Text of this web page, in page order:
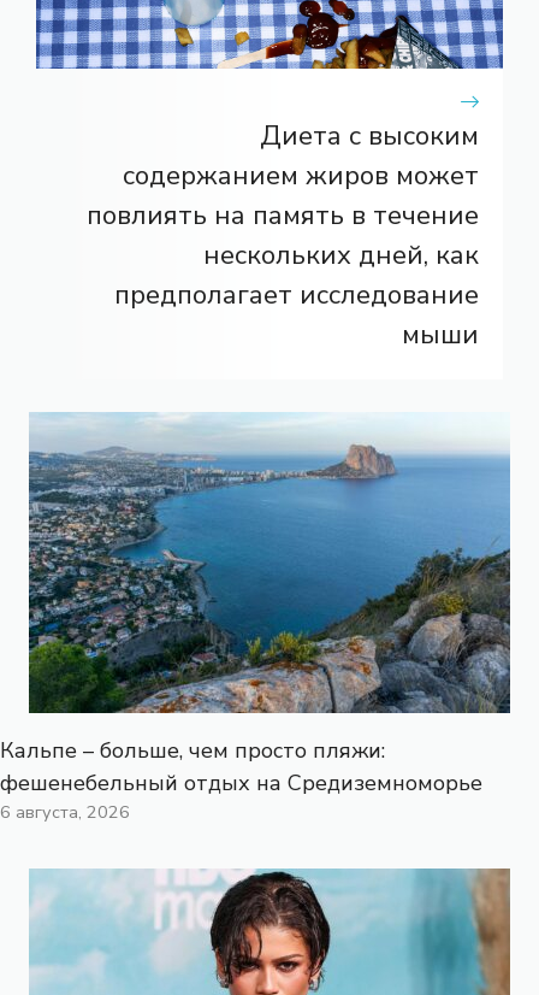
Диета с высоким
содержанием жиров может
повлиять на память в течение
нескольких дней, как
предполагает исследование
мыши
Кальпе – больше, чем просто пляжи:
фешенебельный отдых на Средиземноморье
6 августа, 2026